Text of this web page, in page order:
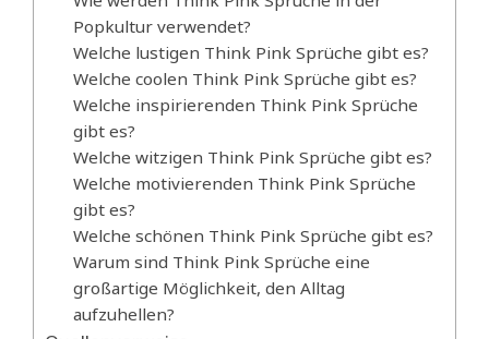
Popkultur verwendet?
Welche lustigen Think Pink Sprüche gibt es?
Welche coolen Think Pink Sprüche gibt es?
Welche inspirierenden Think Pink Sprüche
gibt es?
Welche witzigen Think Pink Sprüche gibt es?
Welche motivierenden Think Pink Sprüche
gibt es?
Welche schönen Think Pink Sprüche gibt es?
Warum sind Think Pink Sprüche eine
großartige Möglichkeit, den Alltag
aufzuhellen?